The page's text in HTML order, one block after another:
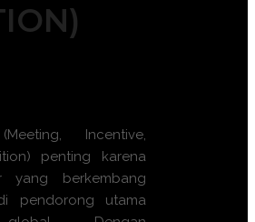
(Meeting, Incentive,
penting karena
yang berkembang
pendorong utama